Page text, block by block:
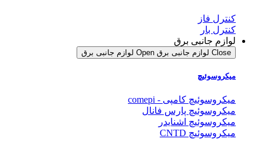
کنترل فاز
کنترل بار
لوازم جانبی برق
Close لوازم جانبی برق Open لوازم جانبی برق
میکروسوئیچ
میکروسوئیچ کامپی - comepi
میکروسوئیچ پارس فانال
میکروسوئیچ اشنایدر
میکروسوئیچ CNTD